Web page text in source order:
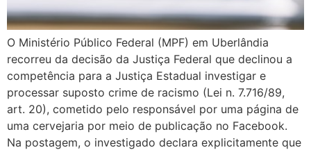
O Ministério Público Federal (MPF) em Uberlândia
recorreu da decisão da Justiça Federal que declinou a
competência para a Justiça Estadual investigar e
processar suposto crime de racismo (Lei n. 7.716/89,
art. 20), cometido pelo responsável por uma página de
uma cervejaria por meio de publicação no Facebook.
Na postagem, o investigado declara explicitamente que